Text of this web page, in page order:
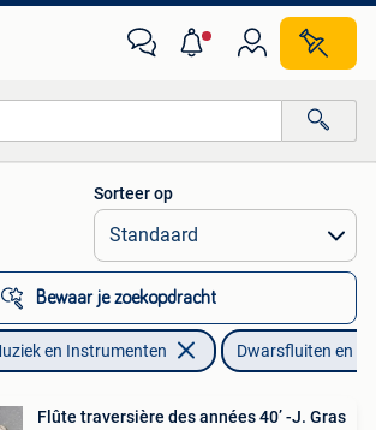
Alle afstanden…
Sorteer op
Bewaar je zoekopdracht
en Instrumenten Dwarsfluiten en
Flûte traversière des années 40’ -J. Gras